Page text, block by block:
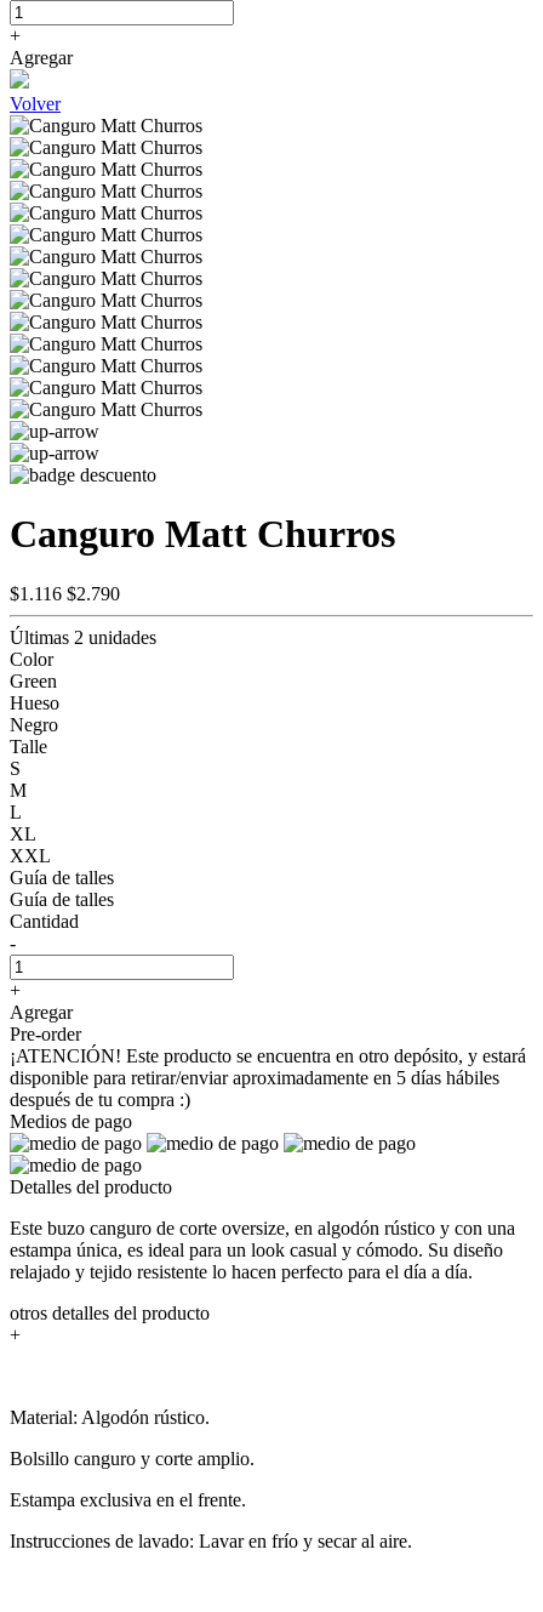
+
Agregar
Volver
Canguro Matt Churros
$1.116 $2.790
Últimas 2 unidades
Color
Green
Hueso
Negro
Talle
S
M
L
XL
XXL
Guía de talles
Guía de talles
Cantidad
-
+
Agregar
Pre-order
¡ATENCIÓN! Este producto se encuentra en otro depósito, y estará
disponible para retirar/enviar aproximadamente en 5 días hábiles
después de tu compra :)
Medios de pago
Detalles del producto
Este buzo canguro de corte oversize, en algodón rústico y con una
estampa única, es ideal para un look casual y cómodo. Su diseño
relajado y tejido resistente lo hacen perfecto para el día a día.
otros detalles del producto
+
Material: Algodón rústico.
Bolsillo canguro y corte amplio.
Estampa exclusiva en el frente.
Instrucciones de lavado: Lavar en frío y secar al aire.